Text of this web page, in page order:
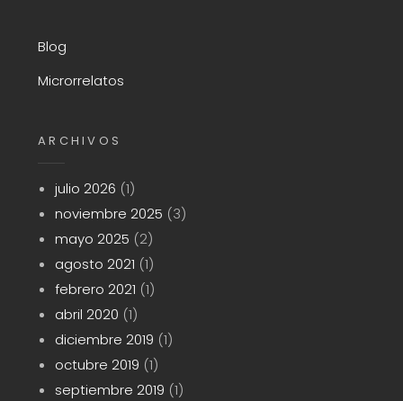
Blog
Microrrelatos
ARCHIVOS
julio 2026 (1)
noviembre 2025 (3)
mayo 2025 (2)
agosto 2021 (1)
febrero 2021 (1)
abril 2020 (1)
diciembre 2019 (1)
octubre 2019 (1)
septiembre 2019 (1)